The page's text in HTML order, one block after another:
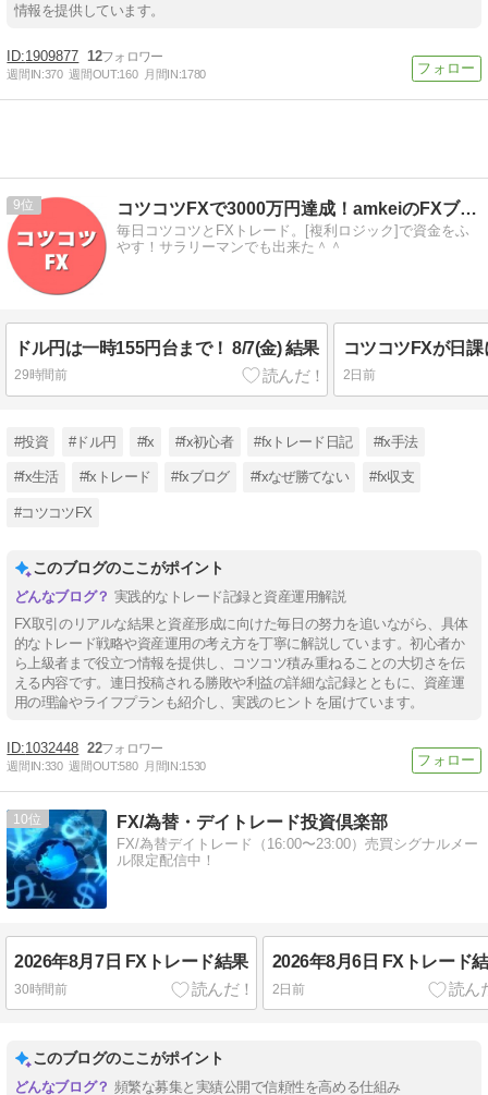
情報を提供しています。
1909877 12
週間IN:370 週間OUT:160 月間IN:1780
9 コツコツFXで3000万円達成！amkeiのFXブログ！
毎日コツコツとFXトレード。[複利ロジック]で資金をふ
やす！サラリーマンでも出来た＾＾
ドル円は一時155円台まで！ 8/7(金) 結果
29時間前 2日前
#投資 #ドル円 #fx #fx初心者 #fxトレード日記 #fx手法
#fx生活 #fxトレード #fxブログ #fxなぜ勝てない #fx収支
#コツコツFX
このブログのここがポイント
実践的なトレード記録と資産運用解説
FX取引のリアルな結果と資産形成に向けた毎日の努力を追いながら、具体
的なトレード戦略や資産運用の考え方を丁寧に解説しています。初心者か
ら上級者まで役立つ情報を提供し、コツコツ積み重ねることの大切さを伝
える内容です。連日投稿される勝敗や利益の詳細な記録とともに、資産運
用の理論やライフプランも紹介し、実践のヒントを届けています。
1032448 22
週間IN:330 週間OUT:580 月間IN:1530
10 FX/為替・デイトレード投資倶楽部
FX/為替デイトレード（16:00〜23:00）売買シグナルメー
ル限定配信中！
2026年8月7日 FXトレード結果
30時間前
2026年8月6日 FXトレード
2日前
このブログのここがポイント
頻繁な募集と実績公開で信頼性を高める仕組み